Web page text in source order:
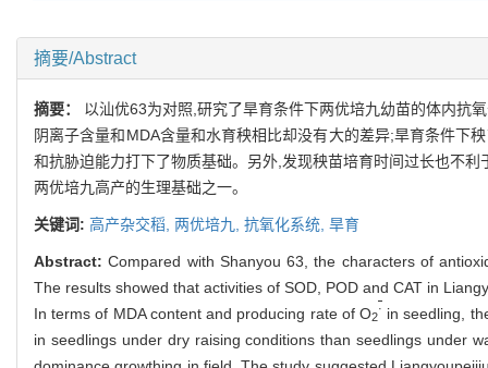
摘要/Abstract
摘要： 以汕优63为对照,研究了旱育条件下两优培九幼苗的体内抗
阴离子含量和MDA含量和水育秧相比却没有大的差异;旱育条件下
和抗胁迫能力打下了物质基础。另外,发现秧苗培育时间过长也不
两优培九高产的生理基础之一。
关键词: 高产杂交稻, 两优培九, 抗氧化系统, 旱育
Abstract:Compared with Shanyou 63, the characters of
The results showed that activities of SOD, POD and CAT in
In terms of MDA content and producing rate of O2
· in seedling,
in seedlings under dry raising conditions than seedlings under